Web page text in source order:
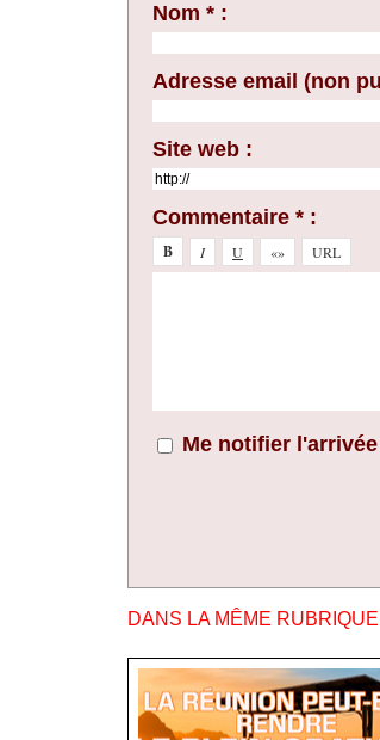
Nom * :
Adresse email (non
Site web :
Commentaire * :
Me notifier
DANS LA MÊME RUBRIQUE